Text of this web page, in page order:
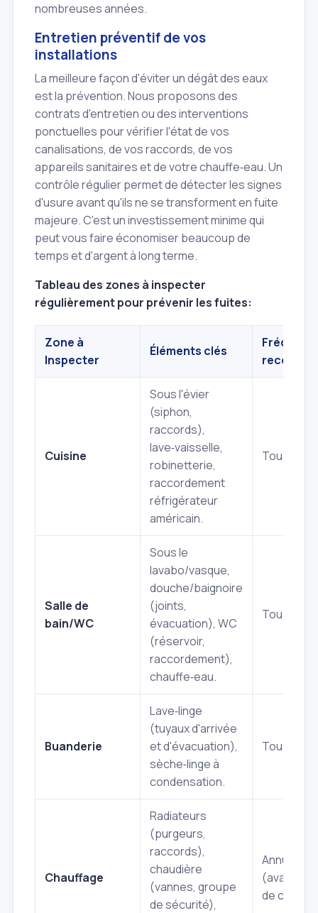
nombreuses années.
Entretien préventif de vos
installations
La meilleure façon d'éviter un dégât des eaux
est la prévention. Nous proposons des
contrats d'entretien ou des interventions
ponctuelles pour vérifier l'état de vos
canalisations, de vos raccords, de vos
appareils sanitaires et de votre chauffe‑eau. Un
contrôle régulier permet de détecter les signes
d'usure avant qu'ils ne se transforment en fuite
majeure. C'est un investissement minime qui
peut vous faire économiser beaucoup de
temps et d'argent à long terme.
Tableau des zones à inspecter
régulièrement pour prévenir les fuites:
Zone à
Inspecter
Éléments clés
Cuisine
Sous l'évier
(siphon,
raccords),
lave‑vaisselle,
robinetterie,
raccordement
réfrigérateur
américain.
Tous les
Salle de
bain/WC
Sous le
lavabo/vasque,
douche/baignoire
(joints,
évacuation), WC
(réservoir,
raccordement),
chauffe‑eau.
Tous les
Buanderie
Lave‑linge
(tuyaux d'arrivée
et d'évacuation),
sèche‑linge à
condensation.
Tous les
Chauffage
Radiateurs
(purgeurs,
raccords),
chaudière
(vannes, groupe
de sécurité),
(avant la
de